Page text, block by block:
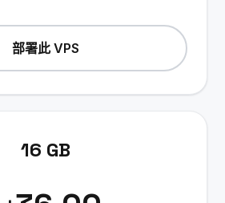
部署此 VPS
16 GB